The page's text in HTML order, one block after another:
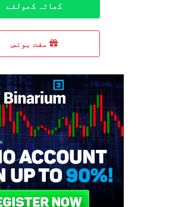
کھاتہ کھولئے
مفت بونس